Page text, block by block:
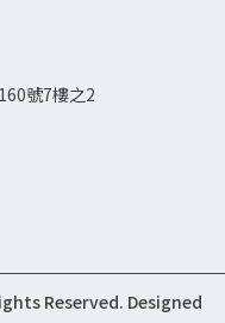
號7樓之2
Reserved. Designed